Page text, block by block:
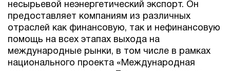
несырьевой неэнергетический экспорт. Он
предоставляет компаниям из различных
отраслей как финансовую, так и нефинансовую
помощь на всех этапах выхода на
международные рынки, в том числе в рамках
национального проекта «Международная